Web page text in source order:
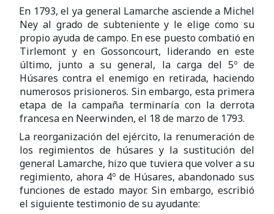
En 1793, el ya general Lamarche asciende a Michel
Ney al grado de subteniente y le elige como su
propio ayuda de campo. En ese puesto combatió en
Tirlemont y en Gossoncourt, liderando en este
último, junto a su general, la carga del 5º de
Húsares contra el enemigo en retirada, haciendo
numerosos prisioneros. Sin embargo, esta primera
etapa de la campaña terminaría con la derrota
francesa en Neerwinden, el 18 de marzo de 1793.
La reorganización del ejército, la renumeración de
los regimientos de húsares y la sustitución del
general Lamarche, hizo que tuviera que volver a su
regimiento, ahora 4º de Húsares, abandonado sus
funciones de estado mayor. Sin embargo, escribió
el siguiente testimonio de su ayudante: